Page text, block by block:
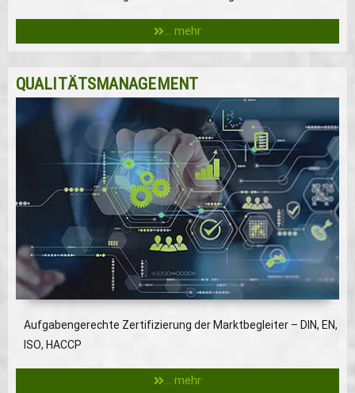
... mehr
QUALITÄTSMANAGEMENT
Aufgabengerechte Zertifizierung der Marktbegleiter – DIN, EN,
ISO, HACCP
... mehr